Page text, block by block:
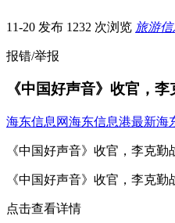
11-20 发布 1232 次浏览 旅游
报错/举报
《中国好声音》收官，
海东信息网海东信息港最新海
《中国好声音》收官，李克
《中国好声音》收官，李克
点击查看详情